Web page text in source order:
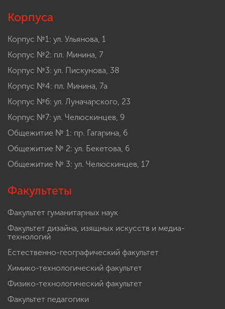
Корпуса
Корпус №1: ул. Ульянова, 1
Корпус №2: пл. Минина, 7
Корпус №3: ул. Пискунова, 38
Корпус №4: пл. Минина, 7а
Корпус №6: ул. Луначарского, 23
Корпус №7: ул. Челюскинцев, 9
Общежитие № 1: пр. Гагарина, 6
Общежитие № 2: ул. Бекетова, 6
Общежитие № 3: ул. Челюскинцев, 17
Факультеты
Факультет гуманитарных наук
Факультет дизайна, изящных искусств и медиа-
технологий
Естественно-географический факультет
Химико-технологический факультет
Физико-технологический факультет
Факультет педагогики